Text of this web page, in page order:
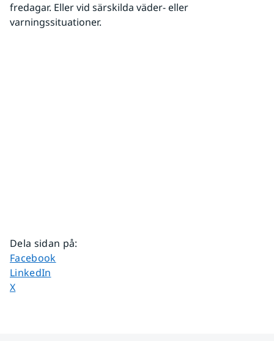
fredagar. Eller vid särskilda väder- eller
varningssituationer.
Dela sidan på:
Dela sidan på
Facebook
Dela sidan på
LinkedIn
Dela sidan på
X